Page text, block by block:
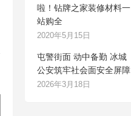
啦！钻牌之家装修材料一
站购全
2020年5月15日
屯警街面 动中备勤 冰城
公安筑牢社会面安全屏障
2026年3月18日